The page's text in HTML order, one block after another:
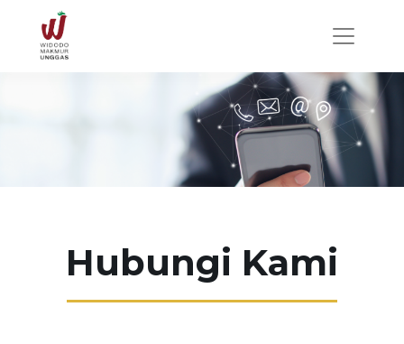
Hubungi Kami